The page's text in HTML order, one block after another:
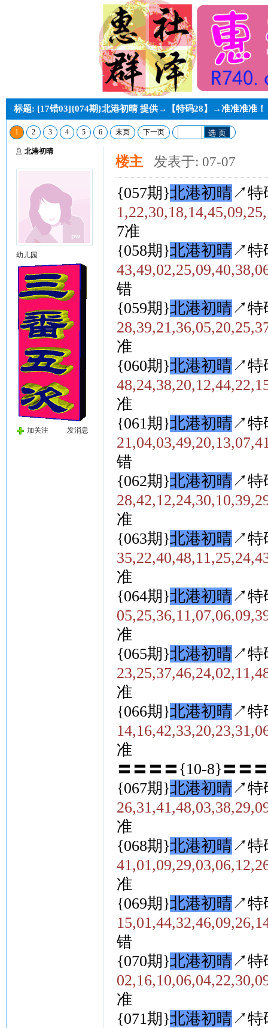
标题: [17错03]{074期}北港初晴 提供→【特码28】→准准准准！
1 2 3 4 5 6 末页 下一页 选 页
北港初晴
幼儿园
加关注 发消息
楼主 发表于: 07-07
{057期}北港初晴↗特
7准
{058期}北港初晴↗特
错
{059期}北港初晴↗特
准
{060期}北港初晴↗特
准
{061期}北港初晴↗特
错
{062期}北港初晴↗特
准
{063期}北港初晴↗特
准
{064期}北港初晴↗特
准
{065期}北港初晴↗特
准
{066期}北港初晴↗特
准
〓〓〓〓{10-8}〓〓
{067期}北港初晴↗特
准
{068期}北港初晴↗特
准
{069期}北港初晴↗特
错
{070期}北港初晴↗特
准
{071期}北港初晴↗特